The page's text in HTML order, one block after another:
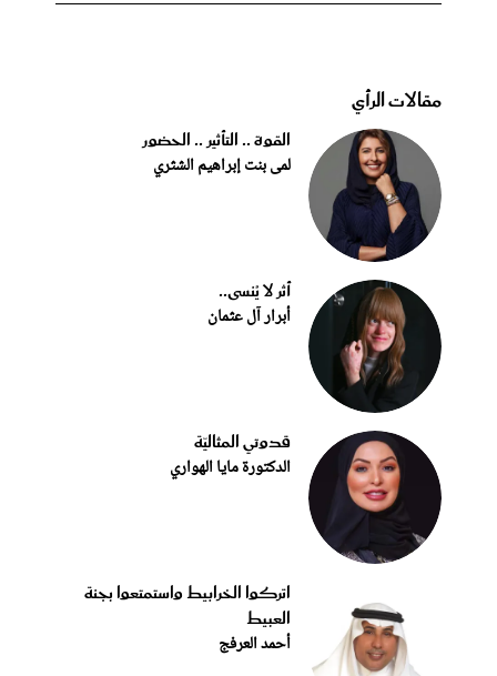
مقالات الرأي
القوة .. التأثير .. الحضور
لمى بنت إبراهيم الشثري
أثر لا يُنسى..
أبرار آل عثمان
قدوتي المثاليّة
الدكتورة مايا الهواري
اتركوا الخرابيط واستمتعوا بجنة
العبيط
أحمد العرفج